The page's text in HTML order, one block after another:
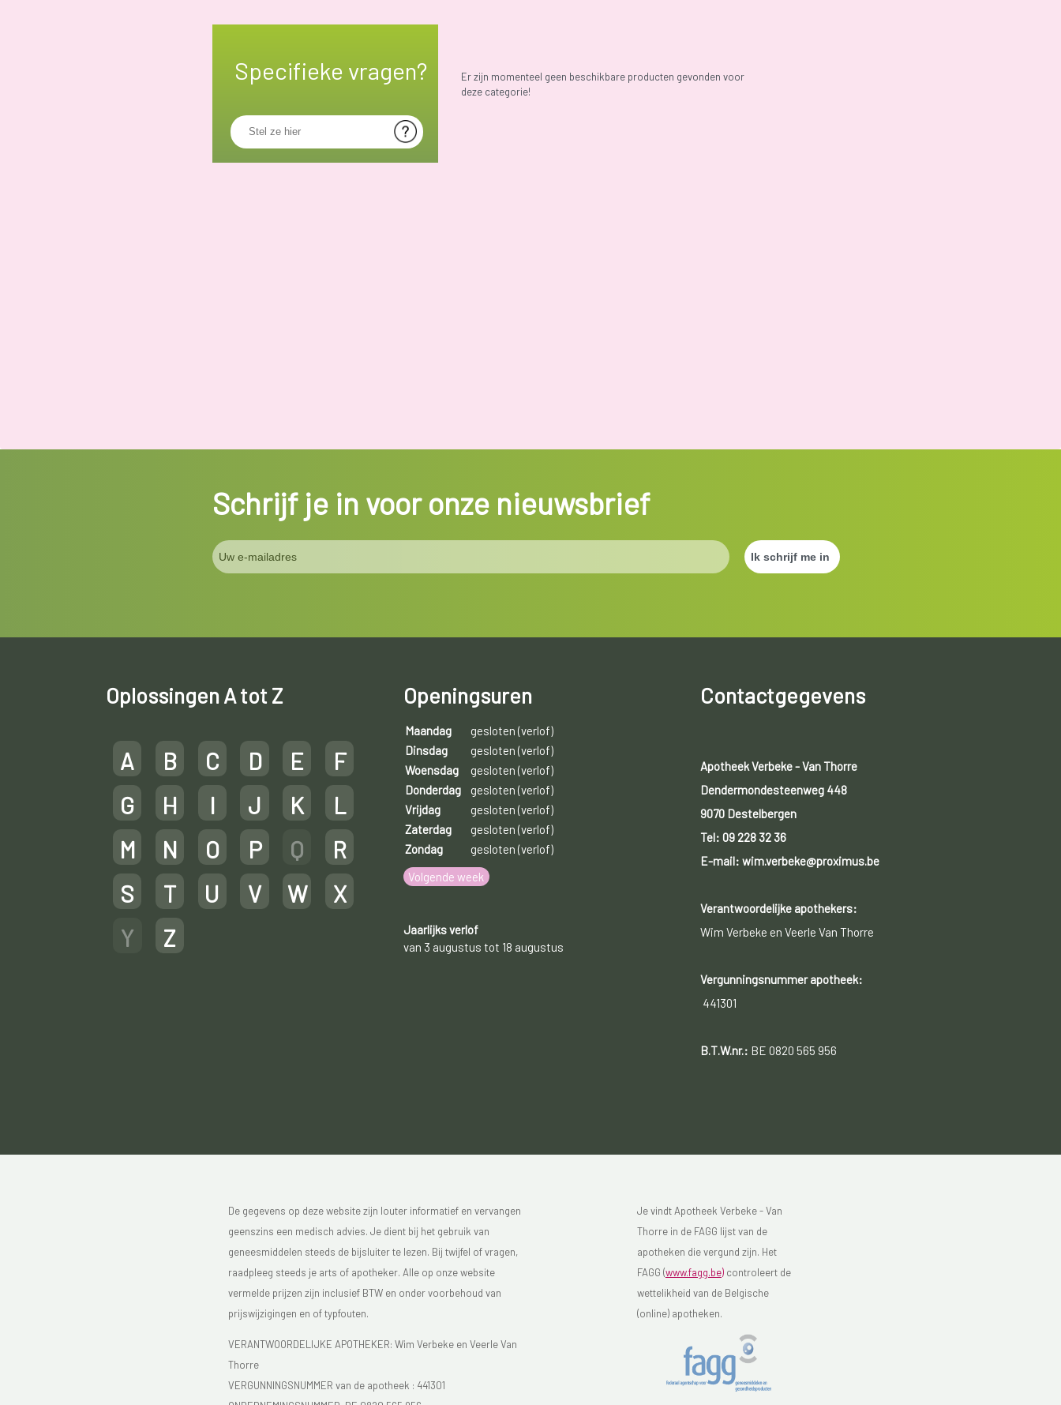
Specifieke vragen?
Er zijn momenteel geen beschikbare producten gevonden voor
deze categorie!
Schrijf je in voor onze nieuwsbrief
Oplossingen A tot Z
A B C D E
F
G
H I J K
L
M
N O P Q
R
S
T U V W
X
Y
Z
Openingsuren
Maandag
gesloten (verlof)
Dinsdag
gesloten (verlof)
Woensdag
gesloten (verlof)
Donderdag
gesloten (verlof)
Vrijdag
gesloten (verlof)
Zaterdag
gesloten (verlof)
Zondag
gesloten (verlof)
Volgende week
Jaarlijks verlof
van 3 augustus tot 18 augustus
Contactgegevens
Apotheek Verbeke - Van Thorre
Dendermondesteenweg 448
9070 Destelbergen
Tel: 09 228 32 36
E-mail: wim.verbeke@proximus.be
Verantwoordelijke apothekers:
Wim Verbeke en Veerle Van Thorre
Vergunningsnummer apotheek:
441301
B.T.W.nr.: BE 0820 565 956
De gegevens op deze website zijn louter informatief en vervangen
geenszins een medisch advies. Je dient bij het gebruik van
geneesmiddelen steeds de bijsluiter te lezen. Bij twijfel of vragen,
raadpleeg steeds je arts of apotheker. Alle op onze website
vermelde prijzen zijn inclusief BTW en onder voorbehoud van
prijswijzigingen en of typfouten.
VERANTWOORDELIJKE APOTHEKER: Wim Verbeke en Veerle Van
Thorre
VERGUNNINGSNUMMER van de apotheek : 441301
Je vindt Apotheek Verbeke - Van
Thorre in de FAGG lijst van de
apotheken die vergund zijn. Het
FAGG (www.fagg.be)controleert de
wettelikheid van de Belgische
(online) apotheken.